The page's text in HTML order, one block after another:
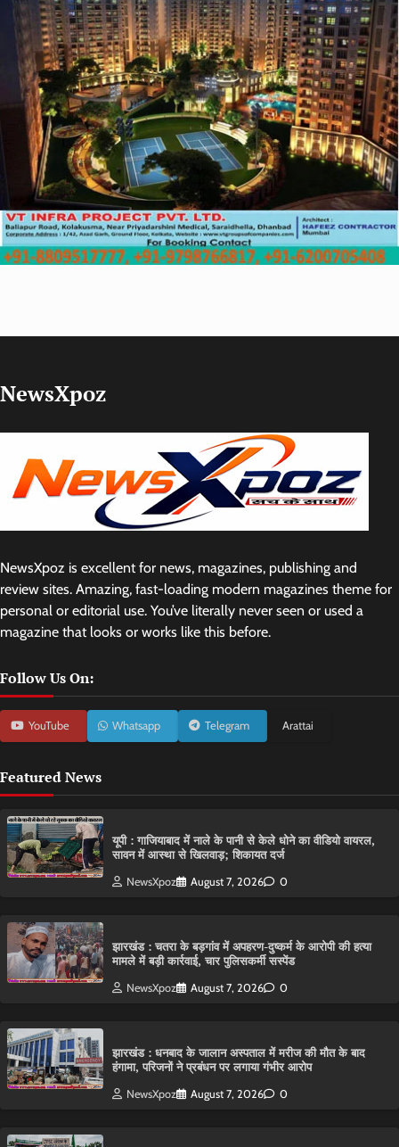
NewsXpoz
NewsXpoz is excellent for news, magazines, publishing and
review sites. Amazing, fast-loading modern magazines theme for
personal or editorial use. You’ve literally never seen or used a
magazine that looks or works like this before.
Follow Us On:
YouTube Whatsapp Telegram Arattai
Featured News
यूपी : गाजियाबाद में नाले के पानी से केले धोने का वीडियो वायरल,
सावन में आस्था से खिलवाड़; शिकायत दर्ज
NewsXpoz August 7, 2026 0
झारखंड : चतरा के बड़गांव में अपहरण-दुष्कर्म के आरोपी की हत्या
मामले में बड़ी कार्रवाई, चार पुलिसकर्मी सस्पेंड
NewsXpoz August 7, 2026 0
झारखंड : धनबाद के जालान अस्पताल में मरीज की मौत के बाद
हंगामा, परिजनों ने प्रबंधन पर लगाया गंभीर आरोप
NewsXpoz August 7, 2026 0